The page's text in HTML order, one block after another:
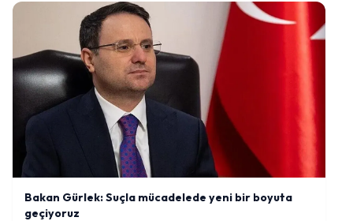
Bakan Gürlek: Suçla mücadelede yeni bir boyuta
geçiyoruz